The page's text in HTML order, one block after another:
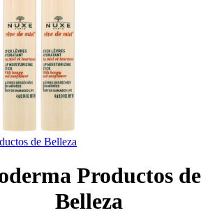
de Belleza
Productos de
Belleza